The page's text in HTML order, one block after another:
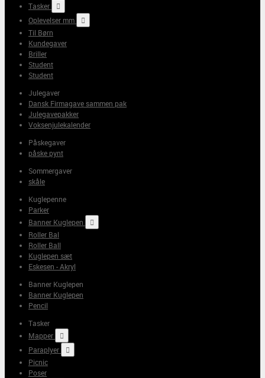
Tasker

Oplevelser mm

Til Børn
Kundegaver
Briller
Student
Student
Julegaver
Dansk Firmagave sammen pak
Julegavepakker
Voksenjulekalender
Påskegaver
påske pynt
Sommergaver
skåle
Kuglepenne
Parker
Banner Kuglepen

Roller Bal
Roller Ball
Kuglepen sæt
Eskesen - Akryl
Banner Kuglepen
Banner Kuglepen
Pencil
Tasker
Mapper

Paraplyer

Picnic
Poser